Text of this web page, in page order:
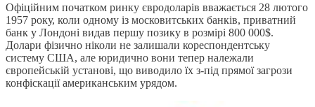
Офіційним початком ринку євродоларів вважається 28 лютого
1957 року, коли одному із московитських банків, приватний
банк у Лондоні видав першу позику в розмірі 800 000$.
Долари фізично ніколи не залишали кореспондентську
систему США, але юридично вони тепер належали
європейській установі, що виводило їх з-під прямої загрози
конфіскації американським урядом.